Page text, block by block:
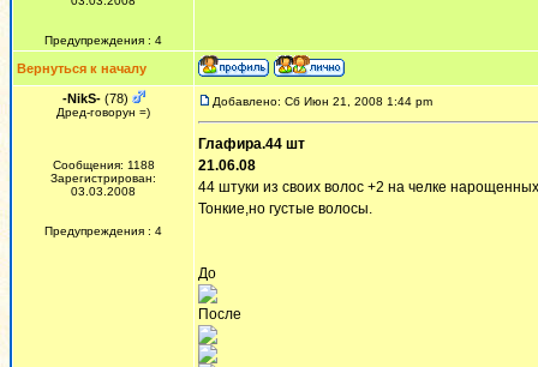
Предупреждения : 4
Вернуться к началу
-NikS-(78)
Дред-говорун =)
Сообщения: 1188
Зарегистрирован:
03.03.2008
Предупреждения : 4
Добавлено: Сб Июн 21, 2008 1:44 pm
Глафира.44 шт
21.06.08
44 штуки из своих волос +2 на челке
Тонкие,но густые волосы.
До
После